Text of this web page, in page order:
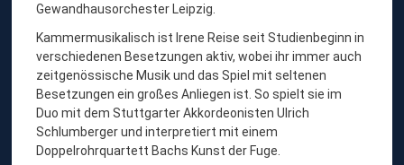
Gewandhausorchester Leipzig.
Kammermusikalisch ist Irene Reise seit Studienbeginn in
verschiedenen Besetzungen aktiv, wobei ihr immer auch
zeitgenössische Musik und das Spiel mit seltenen
Besetzungen ein großes Anliegen ist. So spielt sie im
Duo mit dem Stuttgarter Akkordeonisten Ulrich
Schlumberger und interpretiert mit einem
Doppelrohrquartett Bachs Kunst der Fuge.